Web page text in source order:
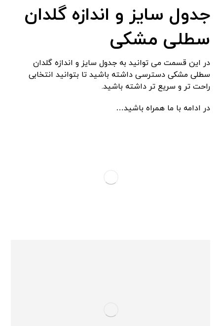
جدول سایز و اندازه گلدان
سطلی مشکی
در این قسمت می توانید به جدول سایز و اندازه گلدان
سطلی مشکی دسترسی داشته باشید تا بتوانید انتخابی
راحت تر و سریع تر داشته باشید.
در ادامه با ما همراه باشید…